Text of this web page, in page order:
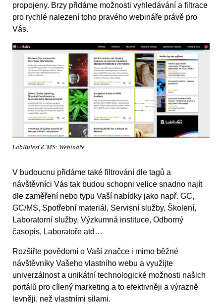
propojeny. Brzy přidáme možnosti vyhledávání a filtrace
pro rychlé nalezení toho pravého webináře právě pro
Vás.
LabRulezGCMS: Webináře
V budoucnu přidáme také filtrování dle tagů a
návštěvníci Vás tak budou schopni velice snadno najít
dle zaměření nebo typu Vaší nabídky jako např. GC,
GC/MS, Spotřební materiál, Servisní služby, Školení,
Laboratorní služby, Výzkumná instituce, Odborný
časopis, Laboratoře atd…
Rozšiřte povědomí o Vaší značce i mimo běžné
návštěvníky Vašeho vlastního webu a využijte
univerzálnost a unikátní technologické možnosti našich
portálů pro cílený marketing a to efektivněji a výrazně
levněji, než vlastními silami.